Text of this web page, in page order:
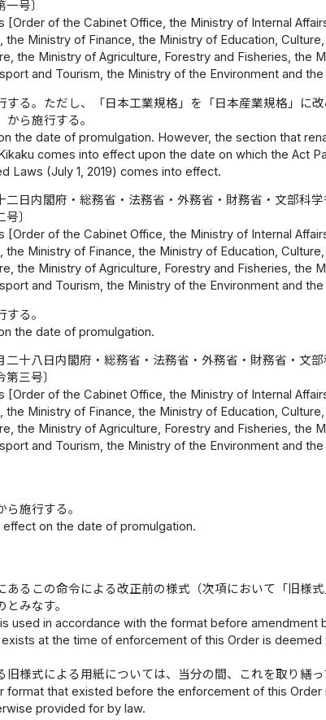
号〕
[Order of the Cabinet Office, the Ministry of Internal
the Ministry of Finance, the Ministry of Education,
the Ministry of Agriculture, Forestry and Fisheries, the
and Tourism, the Ministry of the Environment and
する。ただし、「日本工業規格」を「日本産業規格」に
ら施行する。
the date of promulgation. However, the section that
comes into effect upon the date on which the Act
Laws (July 1, 2019) comes into effect.
内閣府・総務省・法務省・外務省・財務省・文部科
〕
[Order of the Cabinet Office, the Ministry of Internal
the Ministry of Finance, the Ministry of Education,
the Ministry of Agriculture, Forestry and Fisheries, the
and Tourism, the Ministry of the Environment and
る。
the date of promulgation.
八日内閣府・総務省・法務省・外務省・財務省・文
三号〕
[Order of the Cabinet Office, the Ministry of Internal
the Ministry of Finance, the Ministry of Education,
the Ministry of Agriculture, Forestry and Fisheries, the
and Tourism, the Ministry of the Environment and
施行する。
on the date of promulgation.
あるこの命令による改正前の様式（次項において「旧様
みなす。
used in accordance with the format before
at the time of enforcement of this Order is
旧様式による用紙については、当分の間、これを取り繕っ
format that existed before the enforcement of this
provided for by law.